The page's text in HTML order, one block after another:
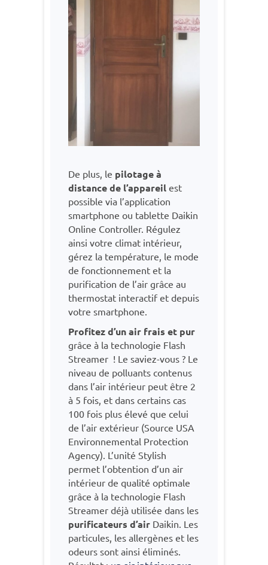
De plus, le pilotage à
distance de l’appareil est
possible via l’application
smartphone ou tablette Daikin
Online Controller. Régulez
ainsi votre climat intérieur,
gérez la température, le mode
de fonctionnement et la
purification de l’air grâce au
thermostat interactif et depuis
votre smartphone.
Profitez d’un air frais et pur
grâce à la technologie Flash
Streamer ! Le saviez-vous ? Le
niveau de polluants contenus
dans l’air intérieur peut être 2
à 5 fois, et dans certains cas
100 fois plus élevé que celui
de l’air extérieur (Source USA
Environnemental Protection
Agency). L’unité Stylish
permet l’obtention d’un air
intérieur de qualité optimale
grâce à la technologie Flash
Streamer déjà utilisée dans les
purificateurs d’air Daikin. Les
particules, les allergènes et les
odeurs sont ainsi éliminés.